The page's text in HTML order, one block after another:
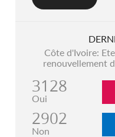
Côte d'Ivoire:
renouvellement
3128
Oui
2902
Non